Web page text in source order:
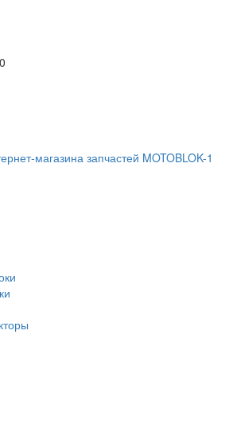
магазина запчастей MOTOBLOK-1